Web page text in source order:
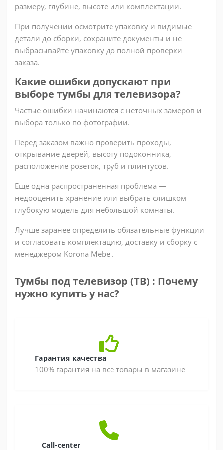
размеру, глубине, высоте или комплектации.
При получении осмотрите упаковку и видимые
детали до сборки, сохраните документы и не
выбрасывайте упаковку до полной проверки
заказа.
Какие ошибки допускают при
выборе тумбы для телевизора?
Частые ошибки начинаются с неточных замеров и
выбора только по фотографии.
Перед заказом важно проверить проходы,
открывание дверей, высоту подоконника,
расположение розеток, труб и плинтусов.
Еще одна распространенная проблема —
недооценить хранение или выбрать слишком
глубокую модель для небольшой комнаты.
Лучше заранее определить обязательные функции
и согласовать комплектацию, доставку и сборку с
менеджером Korona Mebel.
Тумбы под телевизор (ТВ) : Почему
нужно купить у нас?
Гарантия качества
100% гарантия на все товары в магазине
Call-center